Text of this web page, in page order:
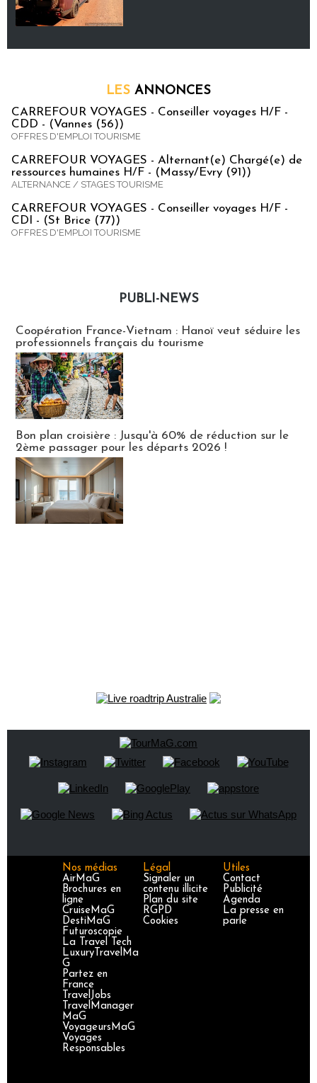
LES ANNONCES
CARREFOUR VOYAGES - Conseiller voyages H/F -
CDD - (Vannes (56))
OFFRES D'EMPLOI TOURISME
CARREFOUR VOYAGES - Alternant(e) Chargé(e) de
ressources humaines H/F - (Massy/Evry (91))
ALTERNANCE / STAGES TOURISME
CARREFOUR VOYAGES - Conseiller voyages H/F -
CDI - (St Brice (77))
OFFRES D'EMPLOI TOURISME
PUBLI-NEWS
Coopération France-Vietnam : Hanoï veut séduire les
professionnels français du tourisme
Bon plan croisière : Jusqu'à 60% de réduction sur le
2ème passager pour les départs 2026 !
Nos médias
AirMaG
Brochures en
ligne
CruiseMaG
DestiMaG
Futuroscopie
La Travel Tech
LuxuryTravelMa
G
Partez en
France
TravelJobs
TravelManager
MaG
VoyageursMaG
Voyages
Responsables
Légal
Signaler un
contenu illicite
Plan du site
RGPD
Cookies
Utiles
Contact
Publicité
Agenda
La presse en
parle